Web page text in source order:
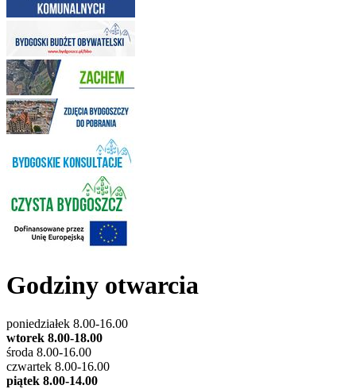
Godziny otwarcia
poniedziałek 8.00-16.00
wtorek 8.00-18.00
środa 8.00-16.00
czwartek 8.00-16.00
piątek 8.00-14.00